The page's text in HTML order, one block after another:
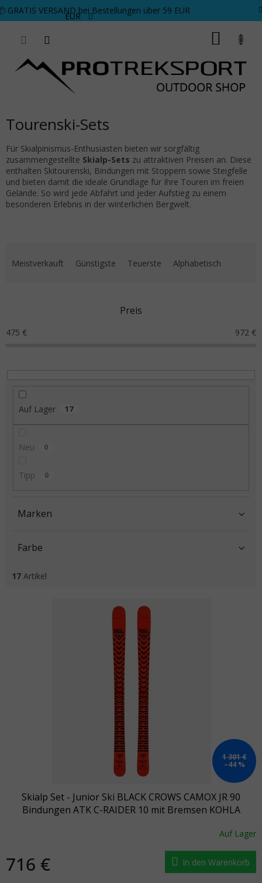
Zum Inhalt springen
GRATIS VERSAND bei Bestellungen über 59 EUR
EUR
Tourenski-Sets
Für Skialpinismus-Enthusiasten bieten wir sorgfältig
zusammengestellte Skialp-Sets zu attraktiven Preisen an. Diese
enthalten Skitourenski, Bindungen mit Stoppern sowie Steigfelle
und bieten damit die ideale Grundlage für Ihre Touren im freien
Gelände. So wird jede Abfahrt und jeder Aufstieg zu einem
besonderen Erlebnis in der winterlichen Bergwelt.
Meistverkauft Günstigste Teuerste Alphabetisch
Preis
475 € 972 €
Auf Lager 17
Neu 0
Tipp 0
Marken
Farbe
17 Artikel
1 301 €
–44 %
Skialp Set - Junior Ski BLACK CROWS CAMOX JR 90
Bindungen ATK C-RAIDER 10 mit Bremsen KOHLA
Auf Lager
716 € In den Warenkorb